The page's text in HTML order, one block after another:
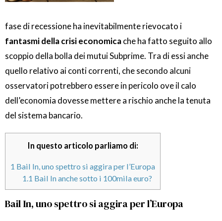
fase di recessione ha inevitabilmente rievocato i
fantasmi della crisi economicache ha fatto seguito allo
scoppio della bolla dei mutui Subprime. Tra di essi anche
quello relativo ai conti correnti, che secondo alcuni
osservatori potrebbero essere in pericolo ove il calo
dell’economia dovesse mettere a rischio anche la tenuta
del sistema bancario.
In questo articolo parliamo di:
1 Bail In, uno spettro si aggira per l’Europa
1.1 Bail In anche sotto i 100mila euro?
Bail In, uno spettro si aggira per l’Europa